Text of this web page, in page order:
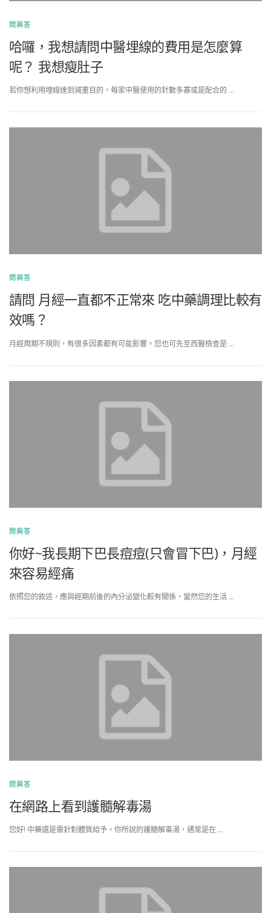
問與答
哈囉，我想請問中醫埋線的費用是怎麼算
呢？ 我想瘦肚子
若你想利用埋線達到減重目的，每家中醫使用的針數多寡或是配合的 …
問與答
請問 月經一直都不正常來 吃中藥調理比較有
效嗎？
月經周期不規則，有很多因素都有可能影響。您也可先至西醫檢查是 …
問與答
你好~我長期下巴長痘痘(只會冒下巴)，月經
來容易經痛
依照您的敘述，應與經期前後的內分泌變化較有關係，當然您的生活 …
問與答
在網路上看到護髓解毒湯
您好! 中藥還是需針對體質給予，你所說的護髓解毒湯，通常是在 …